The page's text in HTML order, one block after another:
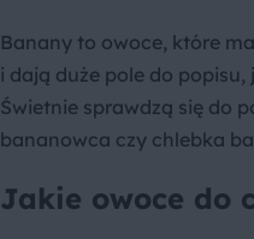
Banany to owoce, które
i dają duże pole do popisu,
Świetnie sprawdzą się do
bananowca czy chlebka
Jakie owoce do